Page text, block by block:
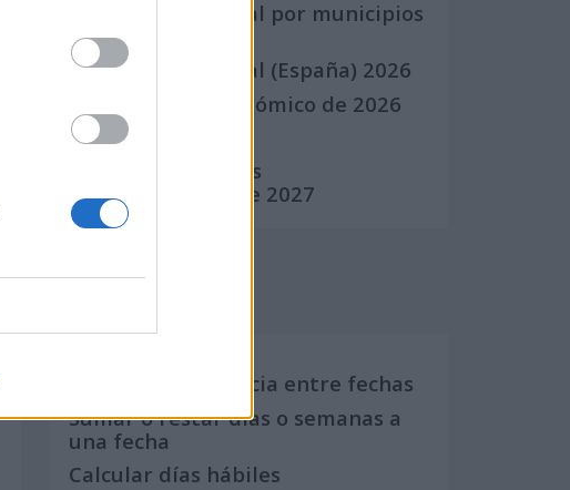
Calendario Laboral por municipios
(España)
Calendario Laboral (España) 2026
Calendario Astronómico de 2026
Calendario Lunar
Calendario de Días
Internacionales de 2027
Calcula la diferencia entre fechas
Sumar o restar días o semanas a
una fecha
Calcular días hábiles